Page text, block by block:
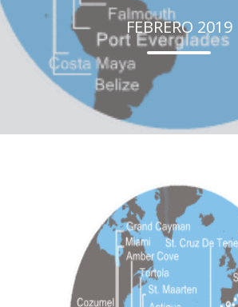
FEBRERO 2019